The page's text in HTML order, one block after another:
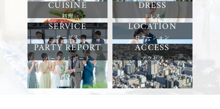
料理 ドレス
サービス ロケーション
パーティレポート アクセス